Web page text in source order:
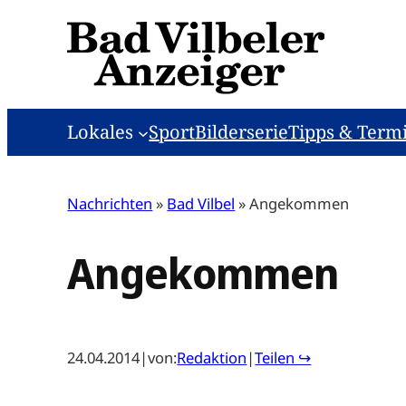
Lokales SportBilderserieTipps &
Nachrichten » Bad Vilbel »Angekommen
Angekommen
24.04.2014|von:Redaktion |Teilen ↪